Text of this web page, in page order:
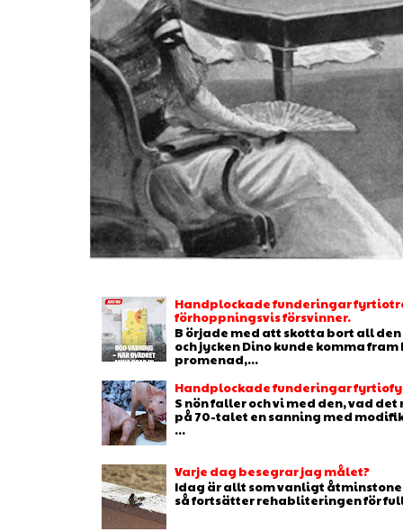
Handplockade funderingar
förhoppningsvis försvinner.
B örjade med att skotta bort all
och jycken Dino kunde komma
promenad,...
Handplockade funderingar
S nön faller och vi med den, vad
på 70-talet en sanning med
...
Varje dag besegrar jag målet?
Idag är allt som vanligt
så fortsätter rehabliteringen för